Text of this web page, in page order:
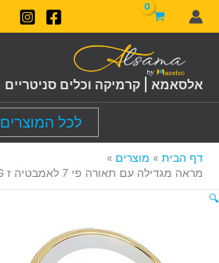
דילוג
לתוכן
אלסאמא | קרמיקה וכלים סניטריים
לכל המוצרים
דף הבית
מוצרים
מראה מגדילה עם תאורה פי 7 לאמבטיה ז M25-MG
🔍